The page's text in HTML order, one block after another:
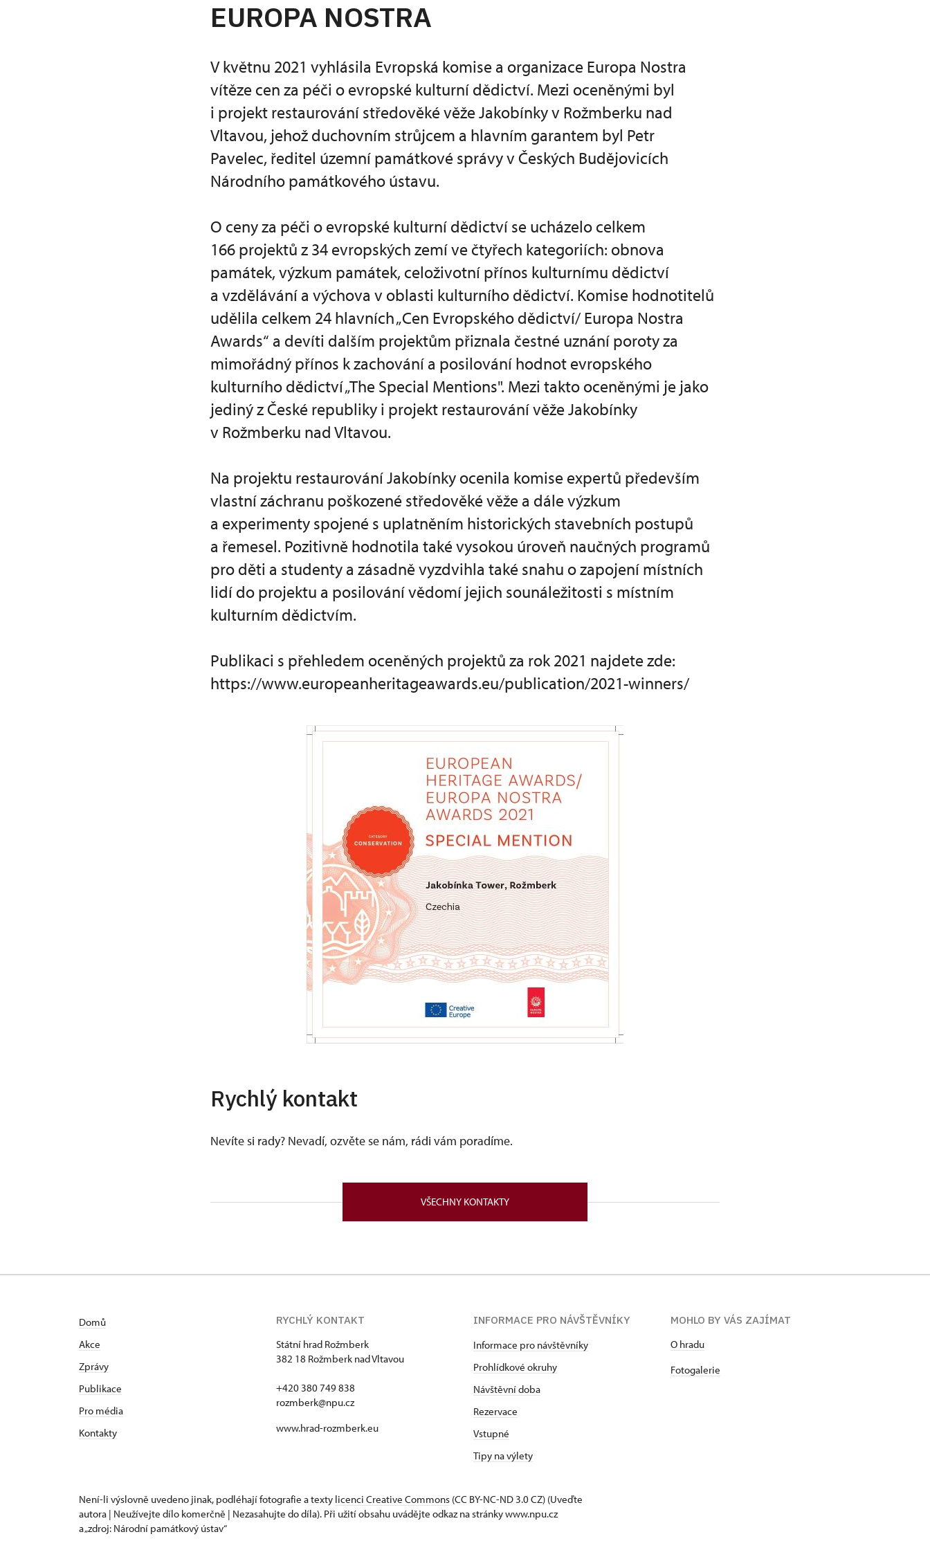
EUROPA NOSTRA
V květnu 2021 vyhlásila Evropská komise a organizace Europa Nostra
vítěze cen za péči o evropské kulturní dědictví. Mezi oceněnými byl
i projekt restaurování středověké věže Jakobínky v Rožmberku nad
Vltavou, jehož duchovním strůjcem a hlavním garantem byl Petr
Pavelec, ředitel územní památkové správy v Českých Budějovicích
Národního památkového ústavu.
O ceny za péči o evropské kulturní dědictví se ucházelo celkem
166 projektů z 34 evropských zemí ve čtyřech kategoriích: obnova
památek, výzkum památek, celoživotní přínos kulturnímu dědictví
a vzdělávání a výchova v oblasti kulturního dědictví. Komise hodnotitelů
udělila celkem 24 hlavních „Cen Evropského dědictví/ Europa Nostra
Awards“ a devíti dalším projektům přiznala čestné uznání poroty za
mimořádný přínos k zachování a posilování hodnot evropského
kulturního dědictví „The Special Mentions". Mezi takto oceněnými je jako
jediný z České republiky i projekt restaurování věže Jakobínky
v Rožmberku nad Vltavou.
Na projektu restaurování Jakobínky ocenila komise expertů především
vlastní záchranu poškozené středověké věže a dále výzkum
a experimenty spojené s uplatněním historických stavebních postupů
a řemesel. Pozitivně hodnotila také vysokou úroveň naučných programů
pro děti a studenty a zásadně vyzdvihla také snahu o zapojení místních
lidí do projektu a posilování vědomí jejich sounáležitosti s místním
kulturním dědictvím.
Publikaci s přehledem oceněných projektů za rok 2021 najdete zde:
https://www.europeanheritageawards.eu/publication/2021-winners/
Rychlý kontakt
Nevíte si rady? Nevadí, ozvěte se nám, rádi vám poradíme.
VŠECHNY KONTAKTY
Domů
Akce
Zprávy
Publikace
Pro média
Kontakty
RYCHLÝ KONTAKT
Státní hrad Rožmberk
382 18 Rožmberk nad Vltavou
+420 380 749 838
rozmberk@npu.cz
www.hrad-rozmberk.eu
INFORMACE PRO NÁVŠTĚVNÍKY
Informace pro návštěvníky
Prohlídkové okruhy
Návštěvní doba
Rezervace
Vstupné
Tipy na výlety
MOHLO BY VÁS ZAJÍMAT
O hradu
Fotogalerie
Není-li výslovně uvedeno jinak, podléhají fotografie a texty licenci Creative Commons (CC BY-NC-ND 3.0 CZ) (Uveďte
autora | Neužívejte dílo komerčně | Nezasahujte do díla). Při užití obsahu uvádějte odkaz na stránky www.npu.cz
a „zdroj: Národní památkový ústav“